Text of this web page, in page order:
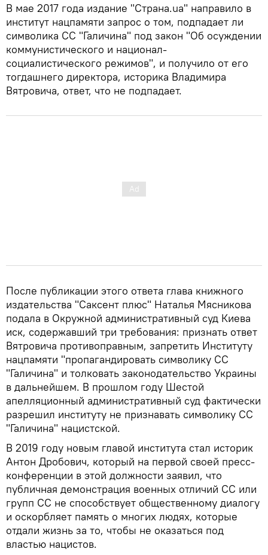
В мае 2017 года издание "Страна.ua" направило в
институт нацпамяти запрос о том, подпадает ли
символика СС "Галичина" под закон "Об осуждении
коммунистического и национал-
социалистического режимов", и получило от его
тогдашнего директора, историка Владимира
Вятровича, ответ, что не подпадает.
После публикации этого ответа глава книжного
издательства "Саксент плюс" Наталья Мясникова
подала в Окружной административный суд Киева
иск, содержавший три требования: признать ответ
Вятровича противоправным, запретить Институту
нацпамяти "пропагандировать символику СС
"Галичина" и толковать законодательство Украины
в дальнейшем. В прошлом году Шестой
апелляционный административный суд фактически
разрешил институту не признавать символику СС
"Галичина" нацистской.
В 2019 году новым главой института стал историк
Антон Дробович, который на первой своей пресс-
конференции в этой должности заявил, что
публичная демонстрация военных отличий СС или
групп СС не способствует общественному диалогу
и оскорбляет память о многих людях, которые
отдали жизнь за то, чтобы не оказаться под
властью нацистов.